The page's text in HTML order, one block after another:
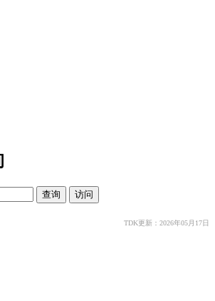
TDK更新：2026年05月17日